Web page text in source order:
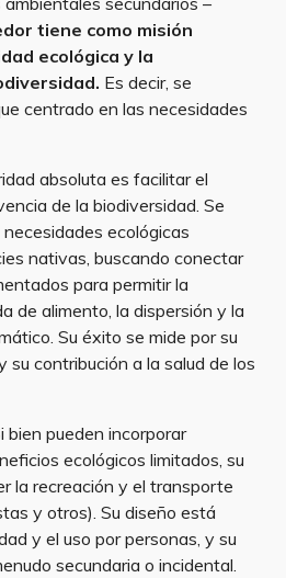
tiene como misión
ecológica y la
Es decir, se
centrado en las necesidades
absoluta es facilitar el
de la biodiversidad. Se
ecológicas
nativas, buscando conectar
para permitir la
de alimento, la dispersión y la
Su éxito se mide por su
su contribución a la salud de los
bien pueden incorporar
ecológicos limitados, su
la recreación y el transporte
y otros). Su diseño está
y el uso por personas, y su
secundaria o incidental.